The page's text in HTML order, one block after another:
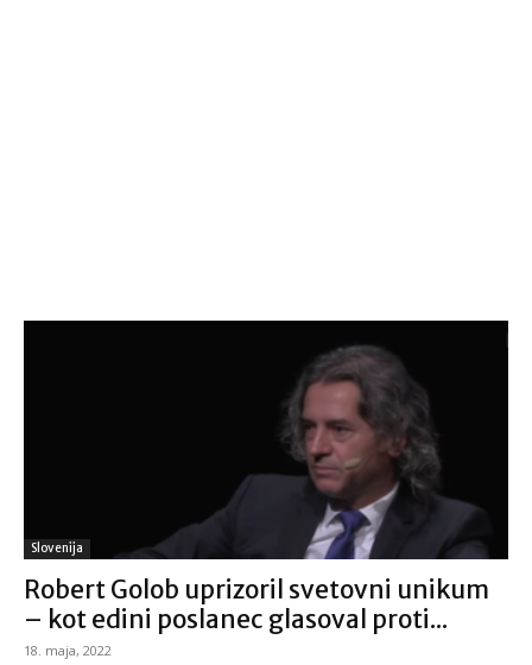
Slovenija
Robert Golob uprizoril svetovni unikum
– kot edini poslanec glasoval proti...
18. maja, 2022